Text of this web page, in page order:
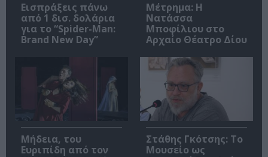
Εισπράξεις πάνω
από 1 δισ. δολάρια
για το “Spider-Man:
Brand New Day”
Μέτρημα: Η
Νατάσσα
Μποφίλιου στο
Αρχαίο Θέατρο Δίου
Μήδεια, του
Ευριπίδη από τον
Στάθης Γκότσης: Το
Μουσείο ως